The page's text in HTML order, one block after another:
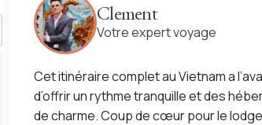
Clement
Votre expert voyage
Cet itinéraire complet au Vietnam a
d’offrir un rythme tranquille et des
de charme. Coup de cœur pour le